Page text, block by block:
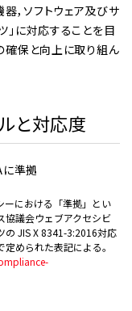
，ソフトウェア及びサ
」に対応することを目
確保と向上に取り組ん
と対応度
準拠
における「準拠」とい
協議会ウェブアクセシビ
の JIS X 8341-3:2016対応
められた表記による。